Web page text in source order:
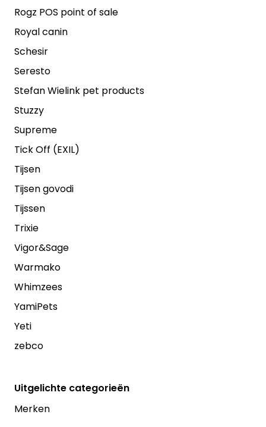
Rogz POS point of sale
Royal canin
Schesir
Seresto
Stefan Wielink pet products
Stuzzy
Supreme
Tick Off (EXIL)
Tijsen
Tijsen govodi
Tijssen
Trixie
Vigor&Sage
Warmako
Whimzees
YamiPets
Yeti
zebco
Uitgelichte categorieën
Merken